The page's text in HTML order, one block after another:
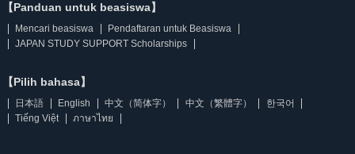
【Panduan untuk beasiswa】
Mencari beasiswa
Pendaftaran untuk Beasiswa
JAPAN STUDY SUPPORT Scholarships
【Pilih bahasa】
日本語 English 中文（简体字） 中文（繁體字）
한국어
Tiếng Việt
ภาษาไทย